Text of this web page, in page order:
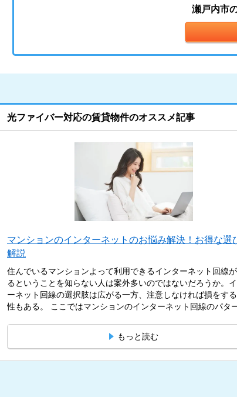
瀬戸内市
光ファイバー対応の賃貸物件のオススメ記事
マンションのインターネットのお悩み解決！お得な選
解説
住んでいるマンションよって利用できるインターネット回線
るということを知らない人は案外多いのではないだろうか。
ーネット回線の選択肢は広がる一方、注意しなければ損をす
性もある。 ここではマンションのインターネット回線のパタ
もっと読む